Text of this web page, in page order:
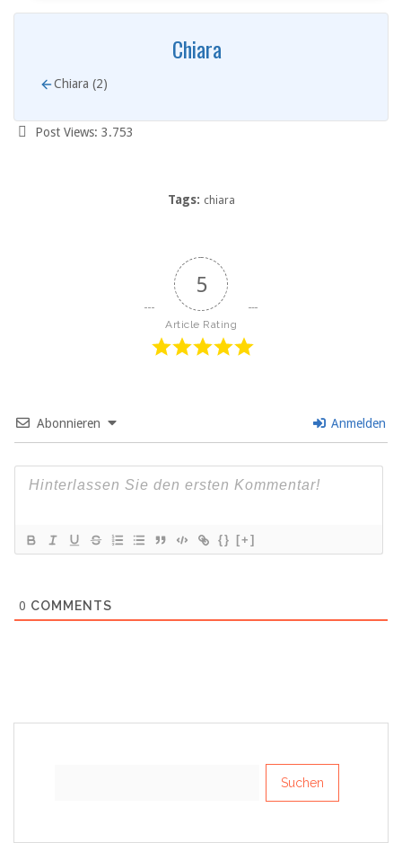
Chiara
Chiara (2)
Post Views: 3.753
Tags: chiara
5
Article Rating
Abonnieren Anmelden
{} [+]
0 COMMENTS